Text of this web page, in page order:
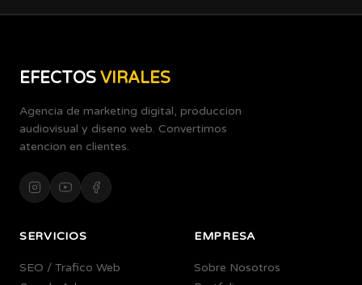
EFECTOS VIRALES
Agencia de marketing digital, produccion
audiovisual y diseno web. Convertimos
atencion en clientes.
SERVICIOS
SEO / Trafico Web
EMPRESA
Sobre Nosotros